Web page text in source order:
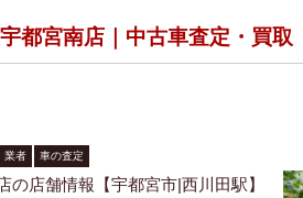
都宮南店｜中古車査定・買取
業者 車の査定
の店舗情報【宇都宮市|西川田駅】